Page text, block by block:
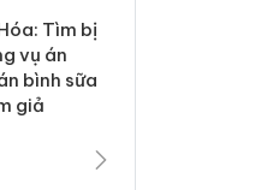
kinh doanh bán
hàng giả mạo nhãn
hiệu Adidas, Nike